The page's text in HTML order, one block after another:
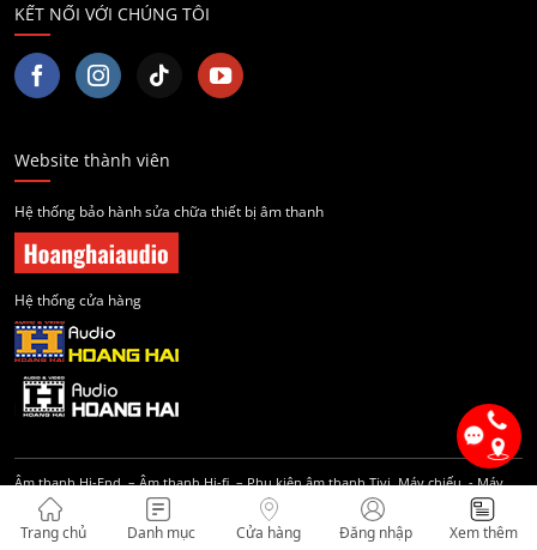
KẾT NỐI VỚI CHÚNG TÔI
Website thành viên
Hệ thống bảo hành sửa chữa thiết bị âm thanh
Hệ thống cửa hàng
Âm thanh Hi-End–Âm thanh Hi-fi–Phụ kiện âm thanh Tivi, Máy chiếu-Máy
-Điện thoại Sony
Trang chủ Danh mục Cửa hàng Đăng nhập Xem thêm